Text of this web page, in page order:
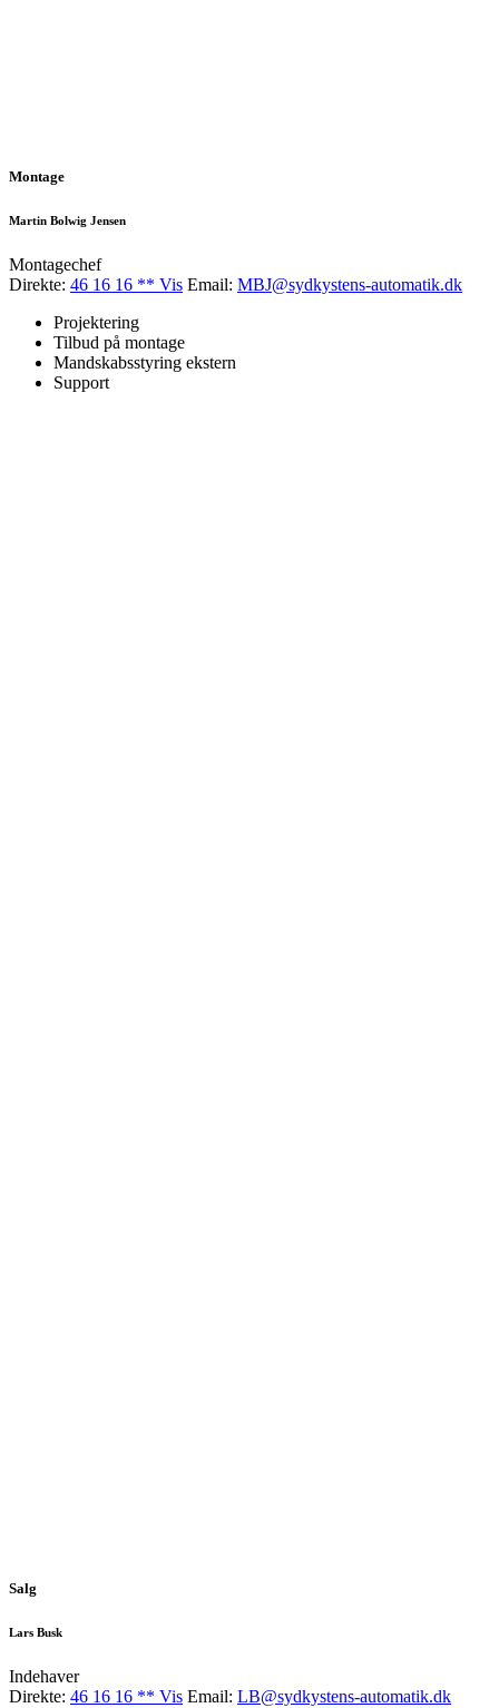
Montage
Martin Bolwig Jensen
Montagechef
Direkte: 46 16 16 ** Vis Email: MBJ@sydkystens-automatik.dk
Projektering
Tilbud på montage
Mandskabsstyring ekstern
Support
Salg
Lars Busk
Indehaver
Direkte: 46 16 16 ** Vis Email: LB@sydkystens-automatik.dk